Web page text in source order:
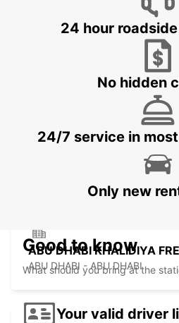
ABU DHABI DOWNTOWN
MUSHRIF MALL
ABU DHABI KHALIDIYA
ABU DHABI - ABU DHABI
24 hour
No hidden
24/7 service in
Only new
Good to know
What should you bring at the
Your valid driver